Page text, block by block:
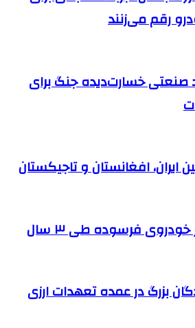
رقم می‌زنند
۵۰۰ واحد صنعتی خسارت‌دیده جنگ برای
ایران، افغانستان و تاجیکستان
بزرگ در عمده تعهدات ارزی